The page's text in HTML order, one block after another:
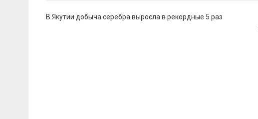
Навигация
В Якутии добыча серебра выросла в рекордные 5 раз